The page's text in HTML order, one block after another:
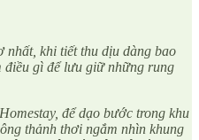
nhất, khi tiết thu dịu dàng bao
điều gì để lưu giữ những rung
để dạo bước trong khu
thảnh thơi ngắm nhìn khung